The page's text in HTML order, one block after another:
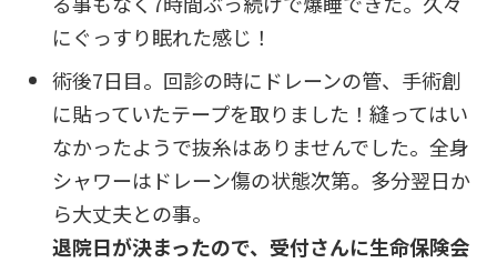
にぐっすり眠れた感じ！
術後7日目。回診の時にドレーンの管、手術創
に貼っていたテープを取りました！縫ってはい
なかったようで抜糸はありませんでした。全身
シャワーはドレーン傷の状態次第。多分翌日か
ら大丈夫との事。
退院日が決まったので、受付さんに生命保険会